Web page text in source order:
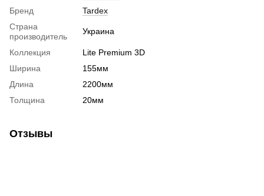
Бренд
Tardex
Страна
производитель
Украина
Коллекция
Lite Premium 3D
Ширина
155мм
Длина
2200мм
Толщина
20мм
Отзывы